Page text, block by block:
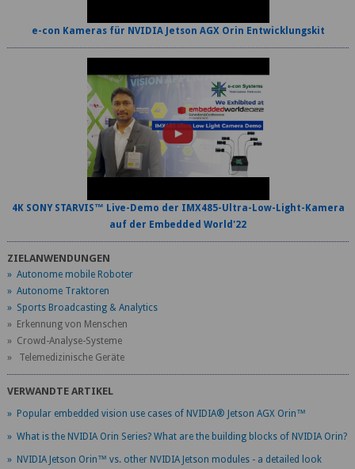
e-con Kameras für NVIDIA Jetson AGX Orin Entwicklungskit
4K SONY STARVIS™ Live-Demo der IMX485-Ultra-Low-Light-Kamera
auf der Embedded World'22
ZIELANWENDUNGEN
» Autonome mobile Roboter
» Autonome Traktoren
» Sports Broadcasting & Analytics
» Erkennung von Menschen
» Crowd-Analyse-Systeme
» Telemedizinische Geräte
VERWANDTE ARTIKEL
» Popular embedded vision use cases of NVIDIA® Jetson AGX Orin™
» What is the NVIDIA Orin Series? What are the building blocks of NVIDIA Orin?
» NVIDIA Jetson Orin™ vs. other NVIDIA Jetson modules - a detailed look